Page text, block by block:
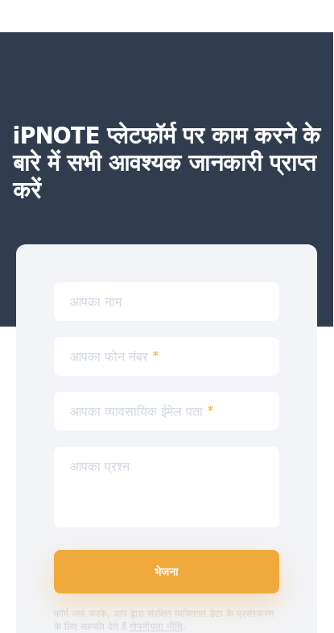
iPNOTE प्लेटफॉर्म पर काम करने के
बारे में सभी आवश्यक जानकारी प्राप्त
करें
आपका नाम
आपका फोन नंबर *
आपका व्यावसायिक ईमेल पता *
आपका प्रश्न
भेजना
फॉर्म जमा करके, आप द्वारा संरक्षित व्यक्तिगत डेटा के प्रसंस्करण
के लिए सहमति देते हैं गोपनीयता नीति.